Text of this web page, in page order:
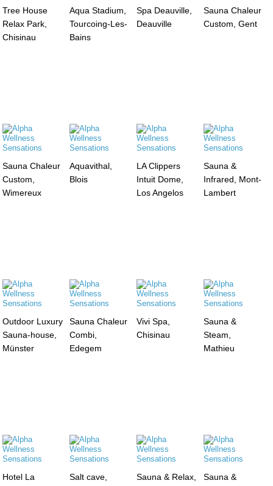
Tree House
Relax Park,
Chisinau
Aqua Stadium,
Tourcoing-Les-
Bains
Spa Deauville,
Deauville
Sauna Chaleur
Custom, Gent
Sauna Chaleur
Custom,
Wimereux
Aquavithal,
Blois
LA Clippers
Intuit Dome,
Los Angelos
Sauna &
Infrared, Mont-
Lambert
Outdoor Luxury
Sauna-house,
Münster
Sauna Chaleur
Combi,
Edegem
Vivi Spa,
Chisinau
Sauna &
Steam,
Mathieu
Hotel La
Salt cave,
Sauna & Relax,
Sauna &